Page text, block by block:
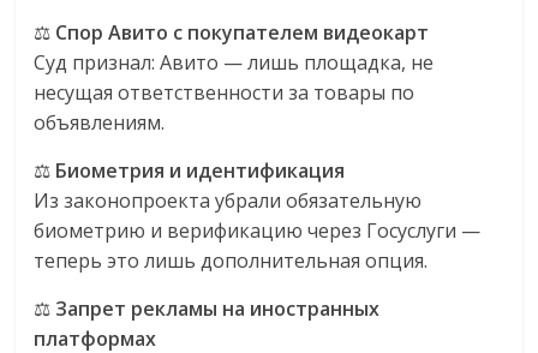
⚖️ Спор Авито с покупателем видеокарт
Суд признал: Авито — лишь площадка, не
несущая ответственности за товары по
объявлениям.
⚖️ Биометрия и идентификация
Из законопроекта убрали обязательную
биометрию и верификацию через Госуслуги —
теперь это лишь дополнительная опция.
⚖️ Запрет рекламы на иностранных
платформах